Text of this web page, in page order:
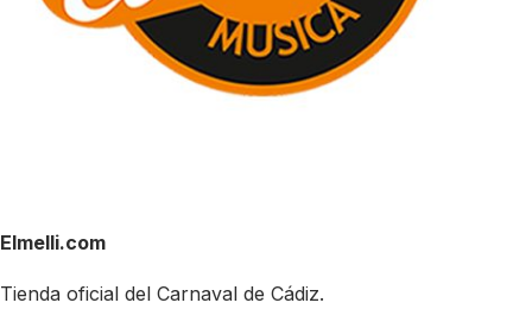
Elmelli.com
Tienda oficial del Carnaval de Cádiz.